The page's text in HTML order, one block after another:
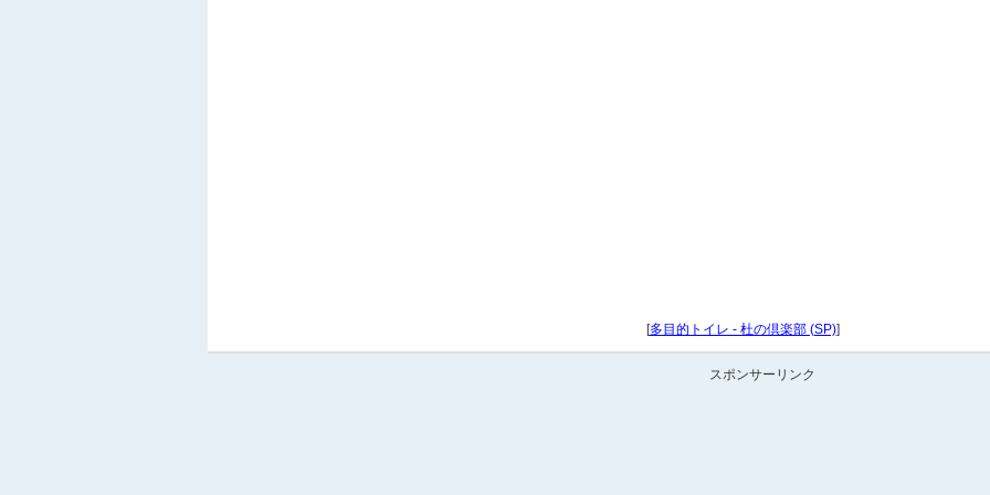
[多目的トイレ - 杜の倶楽部 (SP)]
スポンサーリンク